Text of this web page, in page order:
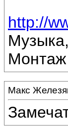
http://
Макс